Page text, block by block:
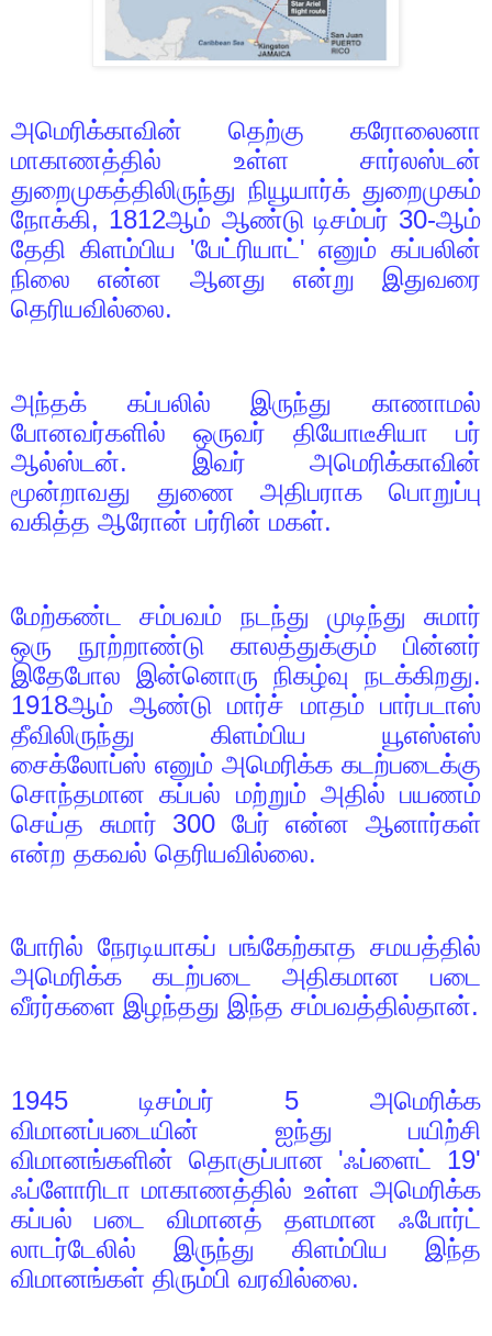
அமெரிக்காவின் தெற்கு கரோலைனா
மாகாணத்தில் உள்ள சார்லஸ்டன்
துறைமுகத்திலிருந்து நியூயார்க் துறைமுகம்
நோக்கி, 1812ஆம் ஆண்டு டிசம்பர் 30-ஆம்
தேதி கிளம்பிய 'பேட்ரியாட்'எனும் கப்பலின்
நிலை என்ன ஆனது என்று இதுவரை
தெரியவில்லை.
அந்தக் கப்பலில் இருந்து காணாமல்
போனவர்களில் ஒருவர் தியோடீசியா பர்
ஆல்ஸ்டன். இவர் அமெரிக்காவின்
மூன்றாவது துணை அதிபராக பொறுப்பு
வகித்த ஆரோன் பர்ரின் மகள்.
மேற்கண்ட சம்பவம் நடந்து முடிந்து சுமார்
ஒரு நூற்றாண்டு காலத்துக்கும் பின்னர்
இதேபோல இன்னொரு நிகழ்வு நடக்கிறது.
1918ஆம் ஆண்டு மார்ச் மாதம் பார்படாஸ்
தீவிலிருந்து கிளம்பிய யூஎஸ்எஸ்
சைக்லோப்ஸ் எனும் அமெரிக்க கடற்படைக்கு
சொந்தமான கப்பல் மற்றும் அதில் பயணம்
செய்த சுமார் 300 பேர் என்ன ஆனார்கள்
என்ற தகவல் தெரியவில்லை.
போரில் நேரடியாகப் பங்கேற்காத சமயத்தில்
அமெரிக்க கடற்படை அதிகமான படை
வீரர்களை இழந்தது இந்த சம்பவத்தில்தான்.
1945 டிசம்பர் 5 அமெரிக்க
விமானப்படையின் ஐந்து பயிற்சி
விமானங்களின் தொகுப்பான 'ஃப்ளைட் 19'
ஃப்ளோரிடா மாகாணத்தில் உள்ள அமெரிக்க
கப்பல் படை விமானத் தளமான ஃபோர்ட்
லாடர்டேலில் இருந்து கிளம்பிய இந்த
விமானங்கள் திரும்பி வரவில்லை.